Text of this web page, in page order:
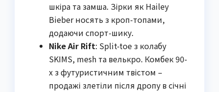
шкіра та замша. Зірки як Hailey
Bieber носять з кроп-топами,
додаючи спорт-шику.
Nike Air Rift: Split-toe з колабу
SKIMS, mesh та велькро. Комбек 90-
х з футуристичним твістом –
продажі злетіли після дропу в січні